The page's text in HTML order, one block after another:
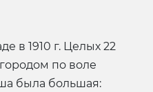
в 1910 г. Целых 22
по воле
была большая: